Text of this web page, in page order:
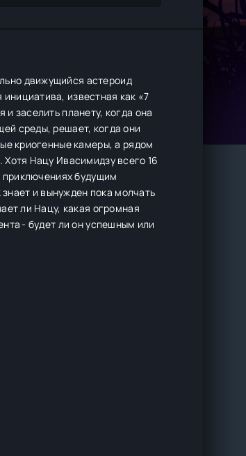
движущийся астероид
известная как «7
заселить планету, когда она
среды, решает, когда они
криогенные камеры, а рядом
Нацу Ивасимидзу всего 16
приключениях будущим
и вынужден пока молчать
ли Нацу, какая огромная
- будет ли он успешным или